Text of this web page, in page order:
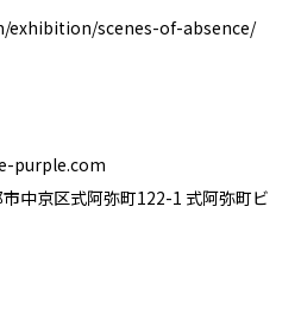
scenes-of-absence/
purple.com
中京区式阿弥町122-1 式阿弥町ビ